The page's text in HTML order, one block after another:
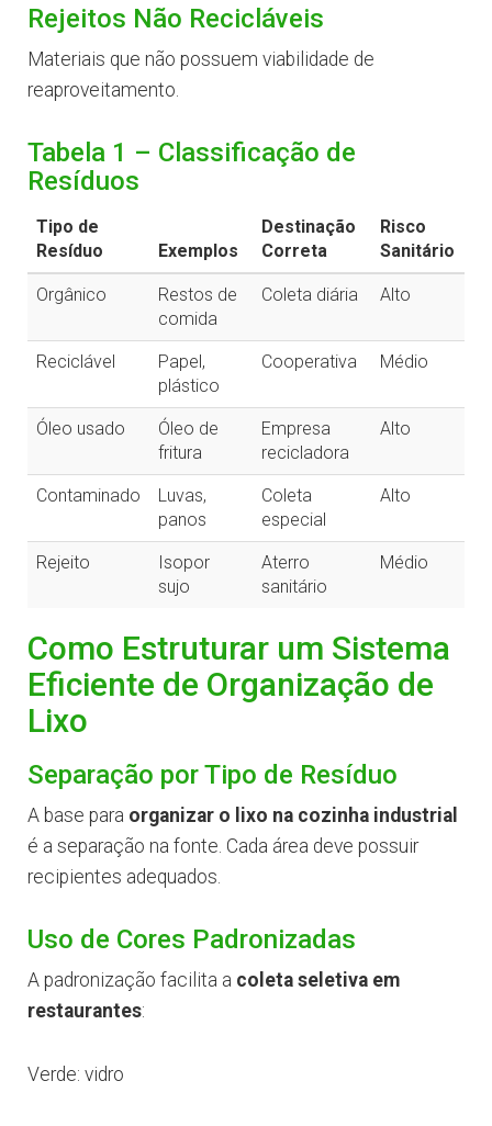
Rejeitos Não Recicláveis
Materiais que não possuem viabilidade de
reaproveitamento.
Tabela 1 – Classificação de
Resíduos
Tipo de
Resíduo
Exemplos
Destinação
Correta
Risco
Sanitário
Orgânico
Restos de
comida
Coleta diária Alto
Reciclável
Papel,
plástico
Cooperativa Médio
Óleo usado
Óleo de
fritura
Empresa
recicladora
Alto
Contaminado
Luvas,
panos
Coleta
especial
Alto
Rejeito
Isopor
sujo
Aterro
sanitário
Médio
Como Estruturar um Sistema
Eficiente de Organização de
Lixo
Separação por Tipo de Resíduo
A base para organizar o lixo na cozinha industrial
é a separação na fonte. Cada área deve possuir
recipientes adequados.
Uso de Cores Padronizadas
A padronização facilita a coleta seletiva em
restaurantes:
Verde: vidro